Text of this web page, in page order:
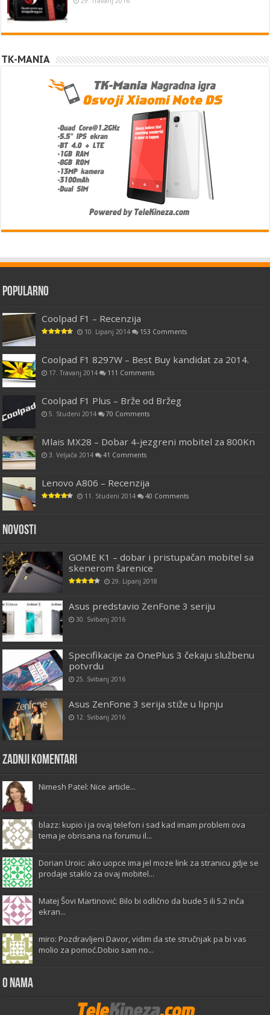
TK-MANIA
Popularno
Coolpad F1 – Recenzija
10. Lipanj 2014 153 Comments
Coolpad F1 8297W – Best Buy kandidat za 2014.
17. Travanj 2014 111 Comments
Coolpad F1 Plus – Brže od Bržeg
5. Studeni 2014 70 Comments
Mlais MX28 – Dobar 4-jezgreni mobitel za 800Kn
3. Veljača 2014 41 Comments
Lenovo A806 – Recenzija
11. Studeni 2014 40 Comments
Novosti
GOME K1 – dobar i pristupačan mobitel sa
skenerom šarenice
29. Lipanj 2018
Asus predstavio ZenFone 3 seriju
30. Svibanj 2016
Specifikacije za OnePlus 3 čekaju službenu
potvrdu
25. Svibanj 2016
Asus ZenFone 3 serija stiže u lipnju
12. Svibanj 2016
Zadnji komentari
Nimesh Patel: Nice article...
blazz: kupio i ja ovaj telefon i sad kad imam problem ova
tema je obrisana na forumu il...
Dorian Uroic: ako uopce ima jel moze link za stranicu gdje se
prodaje staklo za ovaj mobitel...
Matej Šovi Martinović: Bilo bi odlično da bude 5 ili 5.2 inča
ekran...
miro: Pozdravljeni Davor, vidim da ste stručnjak pa bi vas
molio za pomoć.Dobio sam no...
O Nama